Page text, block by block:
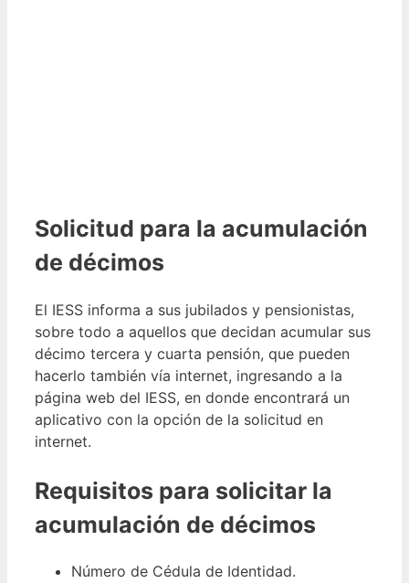
Solicitud para la acumulación
de décimos
El IESS informa a sus jubilados y pensionistas,
sobre todo a aquellos que decidan acumular sus
décimo tercera y cuarta pensión, que pueden
hacerlo también vía internet, ingresando a la
página web del IESS, en donde encontrará un
aplicativo con la opción de la solicitud en
internet.
Requisitos para solicitar la
acumulación de décimos
Número de Cédula de Identidad.